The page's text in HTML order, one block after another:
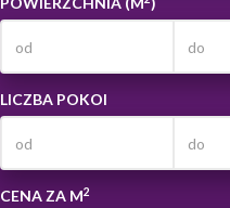
LICZBA POKOI
CENA ZA M2